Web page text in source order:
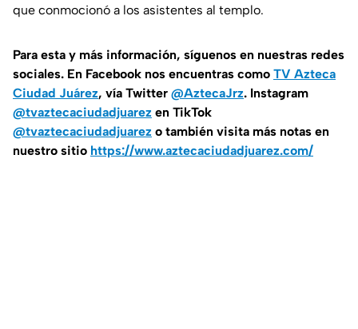
que conmocionó a los asistentes al templo.
Para esta y más información, síguenos en nuestras redes
sociales. En Facebook nos encuentras como TV Azteca
Ciudad Juárez, vía Twitter @AztecaJrz. Instagram
@tvaztecaciudadjuarez en TikTok
@tvaztecaciudadjuarez o también visita más notas en
nuestro sitio https://www.aztecaciudadjuarez.com/